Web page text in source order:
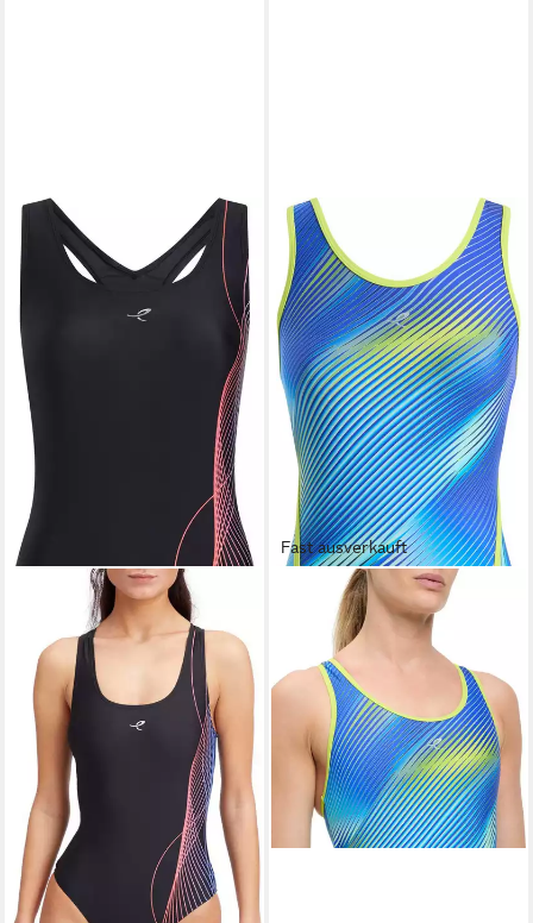
Fast ausverkauft
ENERGETICS
Badeanzug Da.-Badeanzug
Nelly W NAVY/ROSE DARK
29,99 €
lieferbar - in 3-4 Werktagen bei dir